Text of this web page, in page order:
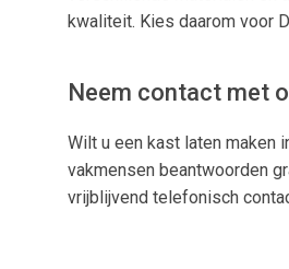
kwaliteit. Kies daarom voor
Neem contact met
Wilt u een kast laten maken
vakmensen beantwoorden
vrijblijvend telefonisch